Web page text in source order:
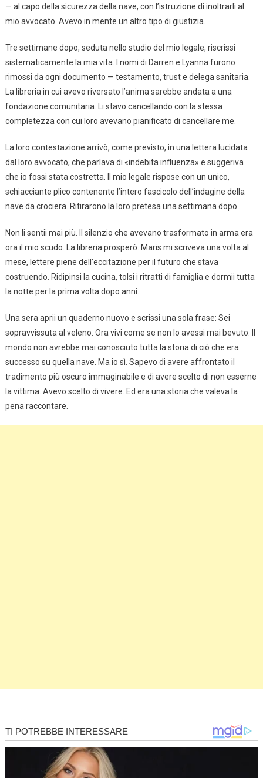
— al capo della sicurezza della nave, con l’istruzione di inoltrarli al
mio avvocato. Avevo in mente un altro tipo di giustizia.
Tre settimane dopo, seduta nello studio del mio legale, riscrissi
sistematicamente la mia vita. I nomi di Darren e Lyanna furono
rimossi da ogni documento — testamento, trust e delega sanitaria.
La libreria in cui avevo riversato l’anima sarebbe andata a una
fondazione comunitaria. Li stavo cancellando con la stessa
completezza con cui loro avevano pianificato di cancellare me.
La loro contestazione arrivò, come previsto, in una lettera lucidata
dal loro avvocato, che parlava di «indebita influenza» e suggeriva
che io fossi stata costretta. Il mio legale rispose con un unico,
schiacciante plico contenente l’intero fascicolo dell’indagine della
nave da crociera. Ritirarono la loro pretesa una settimana dopo.
Non li sentii mai più. Il silenzio che avevano trasformato in arma era
ora il mio scudo. La libreria prosperò. Maris mi scriveva una volta al
mese, lettere piene dell’eccitazione per il futuro che stava
costruendo. Ridipinsi la cucina, tolsi i ritratti di famiglia e dormii tutta
la notte per la prima volta dopo anni.
Una sera aprii un quaderno nuovo e scrissi una sola frase: Sei
sopravvissuta al veleno. Ora vivi come se non lo avessi mai bevuto. Il
mondo non avrebbe mai conosciuto tutta la storia di ciò che era
successo su quella nave. Ma io sì. Sapevo di avere affrontato il
tradimento più oscuro immaginabile e di avere scelto di non esserne
la vittima. Avevo scelto di vivere. Ed era una storia che valeva la
pena raccontare.